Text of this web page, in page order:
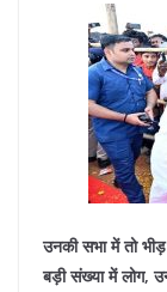
उनकी सभा में तो
बड़ी संख्या में लोग,